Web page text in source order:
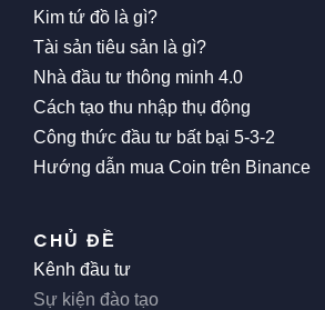
Kim tứ đồ là gì?
Tài sản tiêu sản là gì?
Nhà đầu tư thông minh 4.0
Cách tạo thu nhập thụ động
Công thức đầu tư bất bại 5-3-2
Hướng dẫn mua Coin trên Binance
CHỦ ĐỀ
Kênh đầu tư
Sự kiện đào tạo